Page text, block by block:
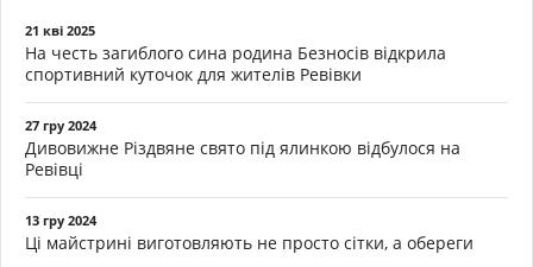
21 кві 2025
На честь загиблого сина родина Безносів відкрила
спортивний куточок для жителів Ревівки
27 гру 2024
Дивовижне Різдвяне свято під ялинкою відбулося на
Ревівці
13 гру 2024
Ці майстрині виготовляють не просто сітки, а обереги